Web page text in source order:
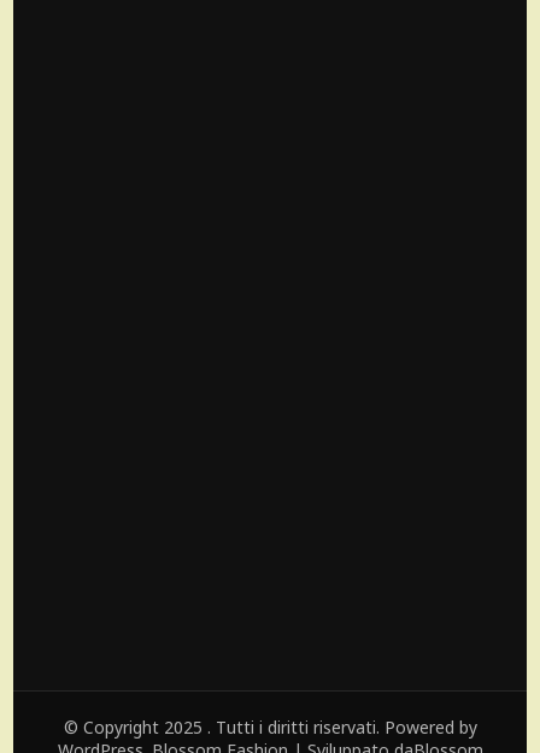
© Copyright 2025 . Tutti i diritti riservati. Powered by